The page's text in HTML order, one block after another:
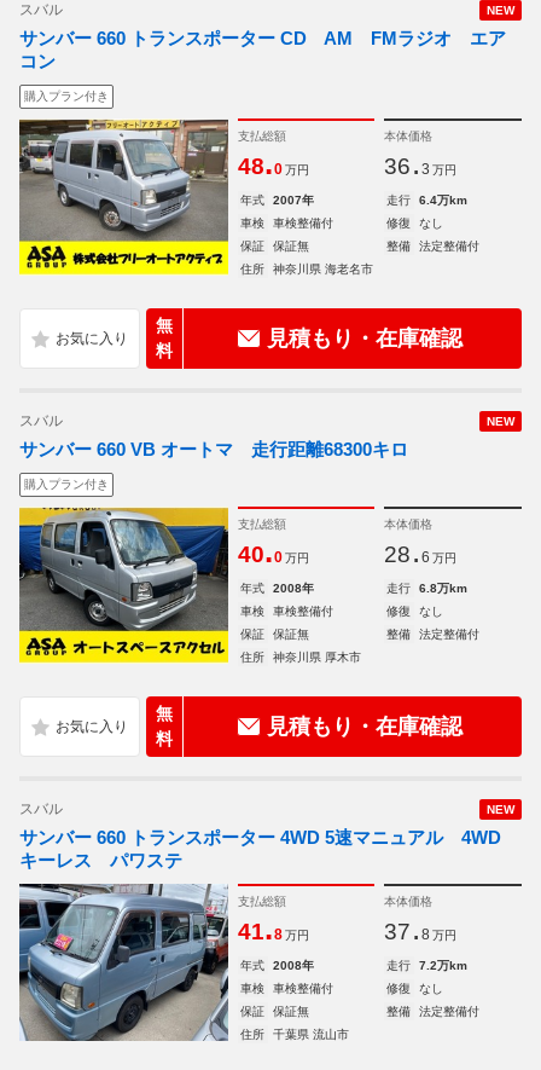
NEW
スバル
サンバー 660 トランスポーター CD AM FMラジオ エア
コン
購入プラン付き
支払総額
48.0 万円
本体価格
36. 3 万円
年式 2007年 走行
6.4万km
車検
車検整備付 修復
なし
保証
保証無 整備
法定整備付
住所
神奈川県 海老名市
無
料
見積もり・在庫確認
NEW
スバル
サンバー 660 VB オートマ 走行距離68300キロ
購入プラン付き
支払総額
40.0 万円
本体価格
28. 6 万円
年式 2008年 走行
6.8万km
車検
車検整備付 修復
なし
保証
保証無 整備
法定整備付
住所
神奈川県 厚木市
無
料
見積もり・在庫確認
NEW
スバル
サンバー 660 トランスポーター 4WD 5速マニュアル 4WD
キーレス パワステ
支払総額
41.8 万円
本体価格
37. 8 万円
年式 2008年 走行
7.2万km
車検
車検整備付 修復
なし
保証
保証無 整備
法定整備付
住所
千葉県 流山市